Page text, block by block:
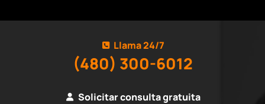
Llama 24/7
(480) 300-6012
Solicitar consulta gratuita